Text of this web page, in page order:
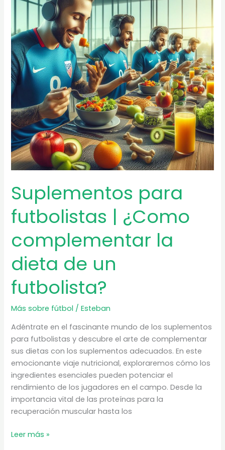
del
futbol
inglés
Suplementos para
futbolistas | ¿Como
complementar la
dieta de un
futbolista?
Más sobre fútbol /Esteban
Adéntrate en el fascinante mundo de los suplementos
para futbolistas y descubre el arte de complementar
sus dietas con los suplementos adecuados. En este
emocionante viaje nutricional, exploraremos cómo los
ingredientes esenciales pueden potenciar el
rendimiento de los jugadores en el campo. Desde la
importancia vital de las proteínas para la
recuperación muscular hasta los
Suplementos
Leer más »